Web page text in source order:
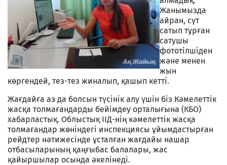
Жанымызда
айран, сүт
сатып тұрған
сатушы
фототілшіден
және менен
жын
көргендей, тез-тез жиналып, қашып кетті.
Жағдайға аз да болсын түсінік алу үшін біз Кәмелеттік
жасқа толмағандарды бейімдеу орталығына (КБО)
хабарластық. Облыстық ІІД-нің кәмелеттік жасқа
толмағандар жөніндегі инспекциясы ұйымдастырған
рейдтер нәтижесінде ұсталған жағдайы нашар
отбасыларының қаңғыбас балалары, жас
қайыршылар осында әкелінеді.